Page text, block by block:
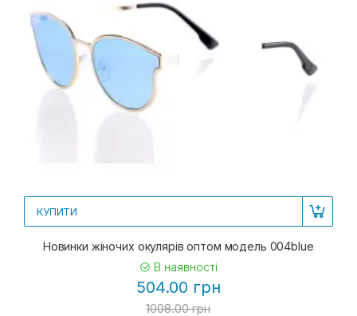
КУПИТИ
Новинки жіночих окулярів оптом модель 004blue
В наявності
504.00 грн
1008.00 грн